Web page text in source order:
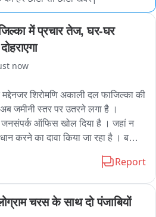
में प्रचार तेज, घर-घर
now
शिरोमणि अकाली दल फाजिल्का की
जमीनी स्तर पर उतरने लगा है ।
ऑफिस खोल दिया है । जहां न
करने का दावा किया जा रहा है । बल्कि
जिस विकास के मुकाम पर है वह
अस्पताल, डीसी ऑफिस सहित जो बड़े
है । जिसे अब लोगों के बीच लेकर जाने
Report
चरस के साथ दो पंजाबियों